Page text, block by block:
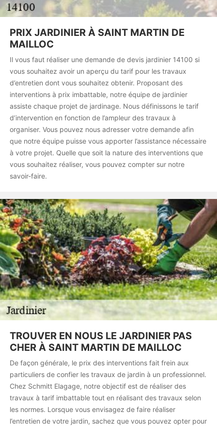
PRIX JARDINIER À SAINT MARTIN DE
MAILLOC
Il vous faut réaliser une demande de devis jardinier 14100 si
vous souhaitez avoir un aperçu du tarif pour les travaux
d’entretien dont vous souhaitez obtenir. Proposant des
interventions à prix imbattable, notre équipe de jardinier
assiste chaque projet de jardinage. Nous définissons le tarif
d’intervention en fonction de l’ampleur des travaux à
organiser. Vous pouvez nous adresser votre demande afin
que notre équipe puisse vous apporter l’assistance nécessaire
à votre projet. Quelle que soit la nature des interventions que
vous souhaitez réaliser, vous pouvez compter sur notre
savoir-faire.
TROUVER EN NOUS LE JARDINIER PAS
CHER À SAINT MARTIN DE MAILLOC
De façon générale, le prix des interventions fait frein aux
particuliers de confier les travaux de jardin à un professionnel.
Chez Schmitt Elagage, notre objectif est de réaliser des
travaux à tarif imbattable tout en réalisant des travaux selon
les normes. Lorsque vous envisagez de faire réaliser
l’entretien de votre jardin, sachez que vous pouvez opter pour